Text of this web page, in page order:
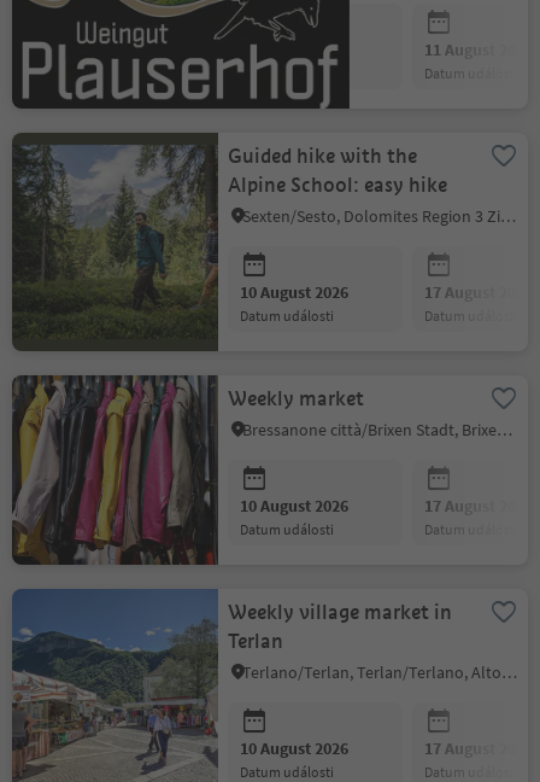
10 August 2026
datum události
11 August 2026
datum události
Guided hike with the
Alpine School: easy hike
Sexten/Sesto, Dolomites Region 3 Zinnen
10 August 2026
datum události
17 August 2026
datum události
Weekly market
Bressanone città/Brixen Stadt, Brixen/Bressanone, Brixen/Bressanone and environs
10 August 2026
datum události
17 August 2026
datum události
Weekly village market in
Terlan
Terlano/Terlan, Terlan/Terlano, Alto Adige Wine Road
10 August 2026
datum události
17 August 2026
datum události